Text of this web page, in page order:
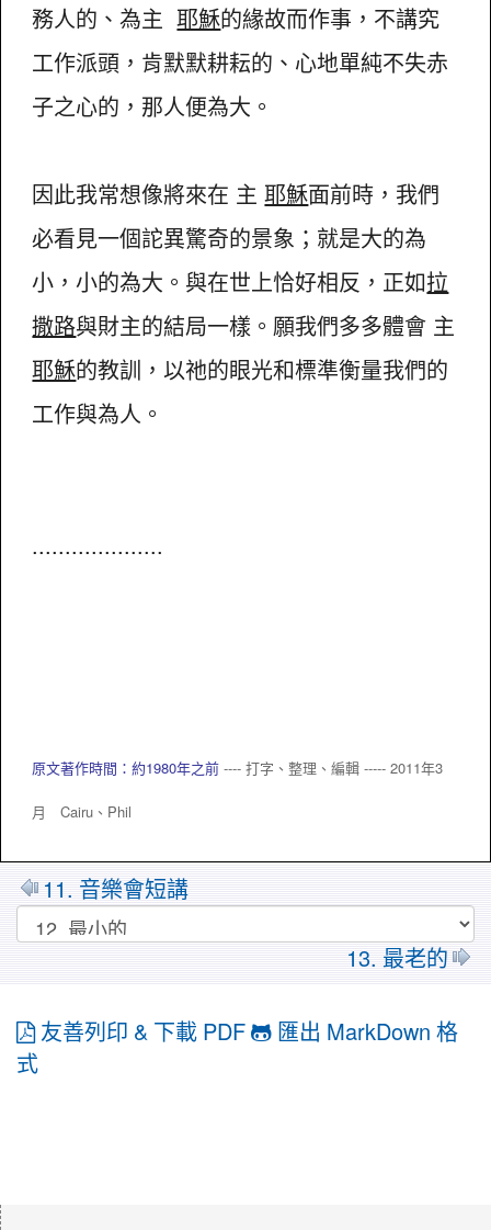
務人的、為主耶穌的緣故而作事，不講究
工作派頭，肯默默耕耘的、心地單純不失赤
子之心的，那人便為大。
因此我常想像將來在 主耶穌面前時，我們
必看見一個詑異驚奇的景象；就是大的為
小，小的為大。與在世上恰好相反，正如拉
撒路與財主的結局一樣。願我們多多體會 主
耶穌的教訓，以祂的眼光和標準衡量我們的
工作與為人。
....................
原文著作時間：約1980年之前---- 打字、整理、編輯 ----- 2011年3
月 Cairu、 Phil
11. 音樂會短講
13. 最老的
友善列印 & 下載 PDF
匯出 MarkDown 格
式